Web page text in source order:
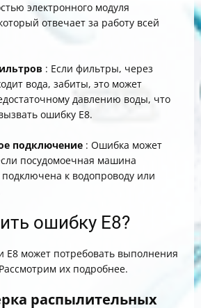
электронного модуля
отвечает за работу всей
: Если фильтры, через
вода, забиты, это может
давлению воды, что
ошибку E8.
подключение : Ошибка может
посудомоечная машина
к водопроводу или
ошибку E8?
E8 может потребовать выполнения
их подробнее.
распылительных